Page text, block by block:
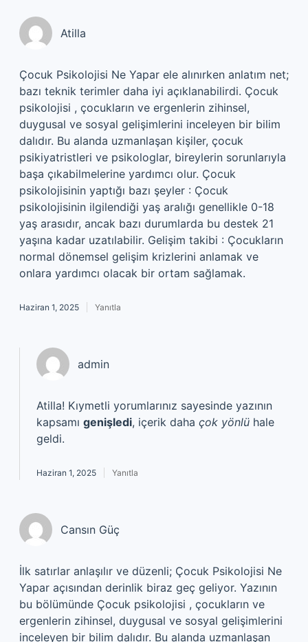
Atilla
Çocuk Psikolojisi Ne Yapar ele alınırken anlatım net;
bazı teknik terimler daha iyi açıklanabilirdi. Çocuk
psikolojisi , çocukların ve ergenlerin zihinsel,
duygusal ve sosyal gelişimlerini inceleyen bir bilim
dalıdır. Bu alanda uzmanlaşan kişiler, çocuk
psikiyatristleri ve psikologlar, bireylerin sorunlarıyla
başa çıkabilmelerine yardımcı olur. Çocuk
psikolojisinin yaptığı bazı şeyler : Çocuk
psikolojisinin ilgilendiği yaş aralığı genellikle 0-18
yaş arasıdır, ancak bazı durumlarda bu destek 21
yaşına kadar uzatılabilir. Gelişim takibi : Çocukların
normal dönemsel gelişim krizlerini anlamak ve
onlara yardımcı olacak bir ortam sağlamak.
Haziran 1, 2025 Yanıtla
admin
Atilla! Kıymetli yorumlarınız sayesinde yazının
kapsamı genişledi, içerik daha çok yönlü hale
geldi.
Haziran 1, 2025 Yanıtla
Cansın Güç
İlk satırlar anlaşılır ve düzenli; Çocuk Psikolojisi Ne
Yapar açısından derinlik biraz geç geliyor. Yazının
bu bölümünde Çocuk psikolojisi , çocukların ve
ergenlerin zihinsel, duygusal ve sosyal gelişimlerini
inceleyen bir bilim dalıdır. Bu alanda uzmanlaşan